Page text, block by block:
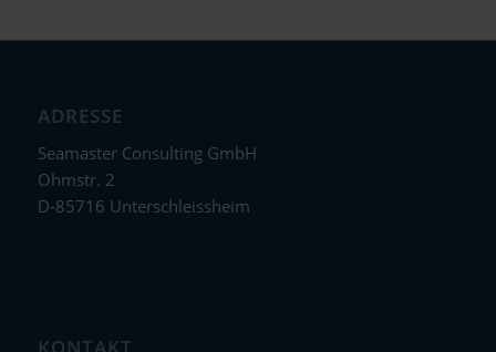
ADRESSE
Seamaster Consulting GmbH
Ohmstr. 2
D-85716 Unterschleissheim